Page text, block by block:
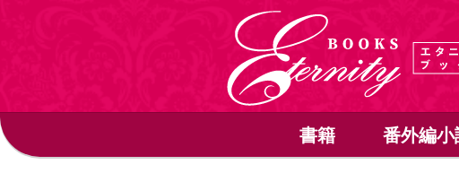
書籍 番外編小